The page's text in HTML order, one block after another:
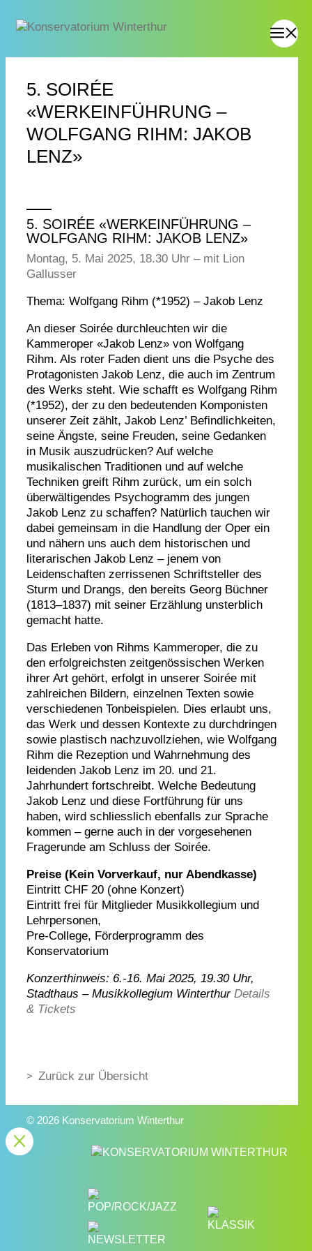
5. SOIRÉE
«WERKEINFÜHRUNG –
WOLFGANG RIHM: JAKOB
LENZ»
5. SOIRÉE «WERKEINFÜHRUNG –
WOLFGANG RIHM: JAKOB LENZ»
Montag, 5. Mai 2025, 18.30 Uhr – mit Lion
Gallusser
Thema: Wolfgang Rihm (*1952) – Jakob Lenz
An dieser Soirée durchleuchten wir die
Kammeroper «Jakob Lenz» von Wolfgang
Rihm. Als roter Faden dient uns die Psyche des
Protagonisten Jakob Lenz, die auch im Zentrum
des Werks steht. Wie schafft es Wolfgang Rihm
(*1952), der zu den bedeutenden Komponisten
unserer Zeit zählt, Jakob Lenz’ Befindlichkeiten,
seine Ängste, seine Freuden, seine Gedanken
in Musik auszudrücken? Auf welche
musikalischen Traditionen und auf welche
Techniken greift Rihm zurück, um ein solch
überwältigendes Psychogramm des jungen
Jakob Lenz zu schaffen? Natürlich tauchen wir
dabei gemeinsam in die Handlung der Oper ein
und nähern uns auch dem historischen und
literarischen Jakob Lenz – jenem von
Leidenschaften zerrissenen Schriftsteller des
Sturm und Drangs, den bereits Georg Büchner
(1813–1837) mit seiner Erzählung unsterblich
gemacht hatte.
Das Erleben von Rihms Kammeroper, die zu
den erfolgreichsten zeitgenössischen Werken
ihrer Art gehört, erfolgt in unserer Soirée mit
zahlreichen Bildern, einzelnen Texten sowie
verschiedenen Tonbeispielen. Dies erlaubt uns,
das Werk und dessen Kontexte zu durchdringen
sowie plastisch nachzuvollziehen, wie Wolfgang
Rihm die Rezeption und Wahrnehmung des
leidenden Jakob Lenz im 20. und 21.
Jahrhundert fortschreibt. Welche Bedeutung
Jakob Lenz und diese Fortführung für uns
haben, wird schliesslich ebenfalls zur Sprache
kommen – gerne auch in der vorgesehenen
Fragerunde am Schluss der Soirée.
Preise (Kein Vorverkauf, nur Abendkasse)
Eintritt CHF 20 (ohne Konzert)
Eintritt frei für Mitglieder Musikkollegium und
Lehrpersonen,
Pre-College, Förderprogramm des
Konservatorium
Konzerthinweis: 6.-16. Mai 2025, 19.30 Uhr,
Stadthaus – Musikkollegium Winterthur Details
& Tickets
Zurück zur Übersicht
© 2026 Konservatorium Winterthur